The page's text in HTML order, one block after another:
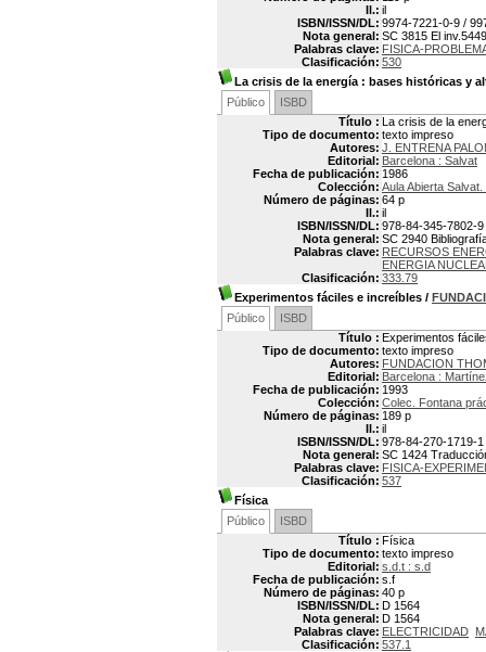
Il.: il
ISBN/ISSN/DL: 9974-7221-0-9 /
Nota general: SC 3815 El
Palabras clave: FISICA-
Clasificación: 530
La crisis de la energía : bases históricas y
Público
ISBD
Título : La crisis de la
Tipo de documento: texto impreso
Autores: J. ENTRENA
Editorial: Barcelona : Salvat
Fecha de publicación: 1986
Colección: Aula Abierta
Número de páginas: 64 p
Il.: il
ISBN/ISSN/DL: 978-84-345-7802-9
Nota general: SC 2940
Palabras clave: RECURSOS
ENERGIA
Clasificación: 333.79
Experimentos fáciles e increíbles /
Público
ISBD
Título : Experimentos
Tipo de documento: texto impreso
Autores: FUNDACION
Editorial: Barcelona :
Fecha de publicación: 1993
Colección: Colec. Fontana
Número de páginas: 189 p
Il.: il
ISBN/ISSN/DL: 978-84-270-1719-1
Nota general: SC 1424
Palabras clave: FISICA-
Clasificación: 537
Física
Público
ISBD
Título : Física
Tipo de documento: texto impreso
Editorial: s.d.t : s.d
Fecha de publicación: s.f
Número de páginas: 40 p
ISBN/ISSN/DL: D 1564
Nota general: D 1564
Palabras clave: ELECTRICIDAD
Clasificación: 537.1